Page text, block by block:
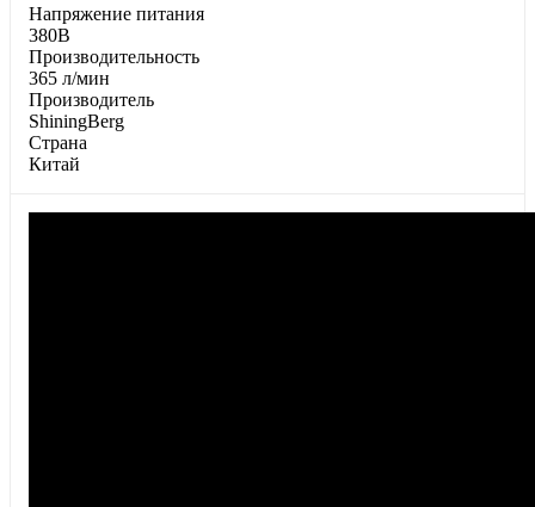
Напряжение питания
380В
Пpoизвoдитeльнocть
365 л/мин
Производитель
ShiningBerg
Страна
Китай